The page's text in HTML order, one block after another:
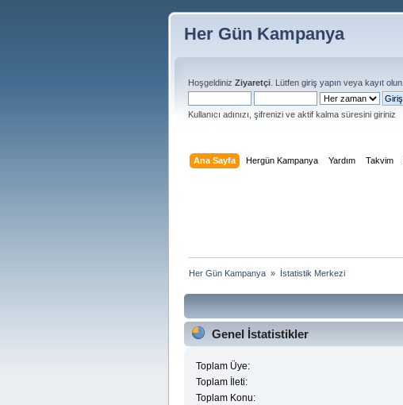
Her Gün Kampanya
Hoşgeldiniz Ziyaretçi . Lütfen giriş yapın veya kayıt olun
Kullanıcı adınızı, şifrenizi ve aktif kalma süresini giriniz
Ana Sayfa Hergün Kampanya Yardım Takvim
Her Gün Kampanya » İstatistik Merkezi
Genel İstatistikler
Toplam Üye:
Toplam İleti:
Toplam Konu: